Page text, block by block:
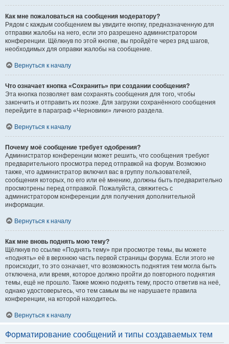
Как мне пожаловаться на сообщения модератору?
Рядом с каждым сообщением вы увидите кнопку, предназначенную для
отправки жалобы на него, если это разрешено администратором
конференции. Щёлкнув по этой кнопке, вы пройдёте через ряд шагов,
необходимых для оправки жалобы на сообщение.
Вернуться к началу
Что означает кнопка «Сохранить» при создании сообщения?
Эта кнопка позволяет вам сохранять сообщения для того, чтобы
закончить и отправить их позже. Для загрузки сохранённого сообщения
перейдите в параграф «Черновики» личного раздела.
Вернуться к началу
Почему моё сообщение требует одобрения?
Администратор конференции может решить, что сообщения требуют
предварительного просмотра перед отправкой на форум. Возможно
также, что администратор включил вас в группу пользователей,
сообщения которых, по его или её мнению, должны быть предварительно
просмотрены перед отправкой. Пожалуйста, свяжитесь с
администратором конференции для получения дополнительной
информации.
Вернуться к началу
Как мне вновь поднять мою тему?
Щёлкнув по ссылке «Поднять тему» при просмотре темы, вы можете
«поднять» её в верхнюю часть первой страницы форума. Если этого не
происходит, то это означает, что возможность поднятия тем могла быть
отключена, или время, которое должно пройти до повторного поднятия
темы, ещё не прошло. Также можно поднять тему, просто ответив на неё,
однако удостоверьтесь, что тем самым вы не нарушаете правила
конференции, на которой находитесь.
Вернуться к началу
Форматирование сообщений и типы создаваемых тем